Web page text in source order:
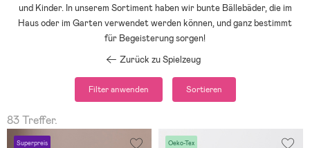
und Kinder. In unserem Sortiment haben wir bunte Bällebäder, die im
Haus oder im Garten verwendet werden können, und ganz bestimmt
für Begeisterung sorgen!
Zurück zu Spielzeug
Filter anwenden Sortieren
83 Treffer.
Superpreis Oeko-Tex